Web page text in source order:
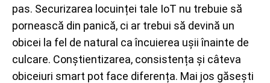
pas. Securizarea locuinței tale IoT nu trebuie să
pornească din panică, ci ar trebui să devină un
obicei la fel de natural ca încuierea ușii înainte de
culcare. Conștientizarea, consistența și câteva
obiceiuri smart pot face diferența. Mai jos găsești